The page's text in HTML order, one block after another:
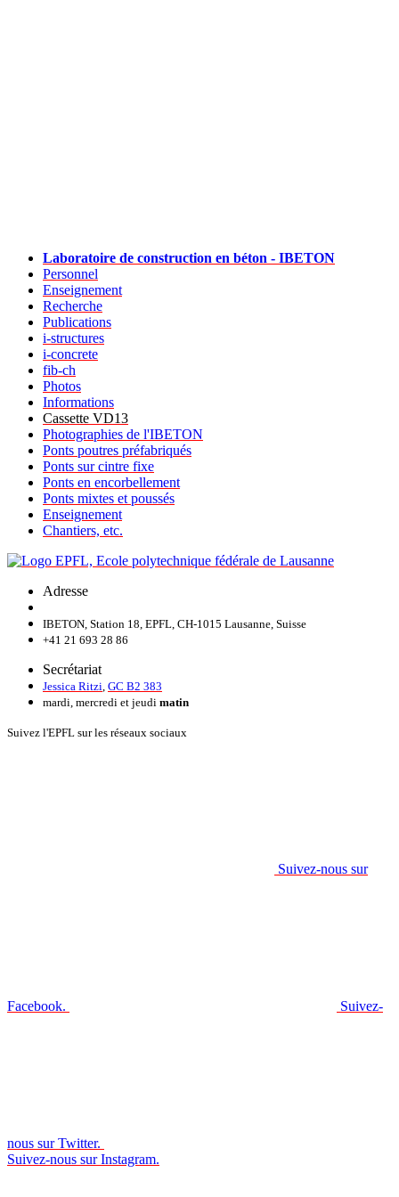
Laboratoire de construction en béton - IBETON
Personnel
Enseignement
Recherche
Publications
i-structures
i-concrete
fib-ch
Photos
Informations
Cassette VD13
Photographies de l'IBETON
Ponts poutres préfabriqués
Ponts sur cintre fixe
Ponts en encorbellement
Ponts mixtes et poussés
Enseignement
Chantiers, etc.
Adresse
IBETON, Station 18, EPFL, CH-1015 Lausanne, Suisse
+41 21 693 28 86
Secrétariat
Jessica Ritzi GC B2 383
mardi, mercredi et jeudi matin
Suivez l'EPFL sur les réseaux sociaux
Suivez-nous sur
Facebook. Suivez-
nous sur Twitter.
Suivez-nous sur Instagram.